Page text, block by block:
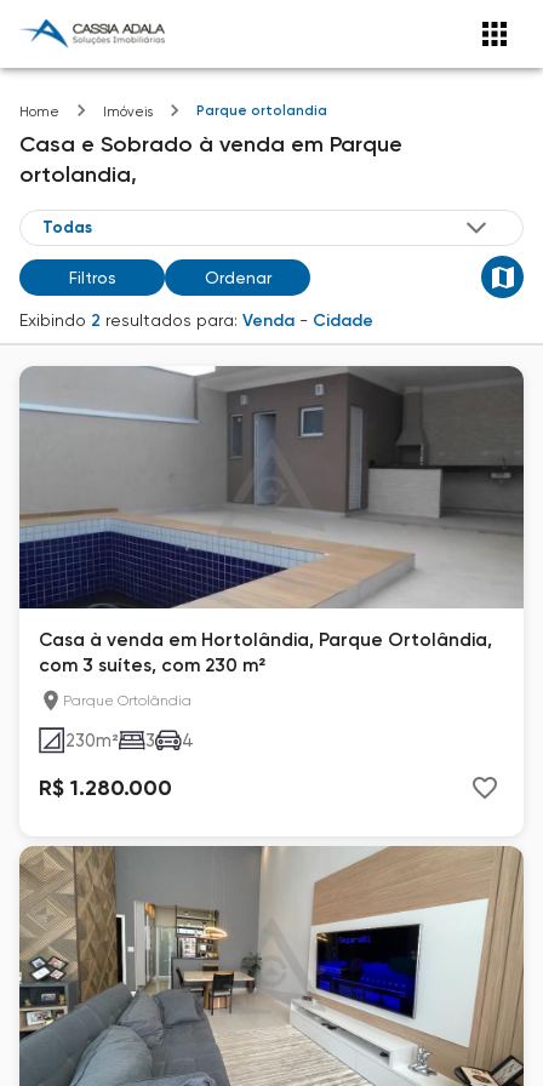
Home Imóveis Parque ortolandia
Casa e Sobrado à venda em Parque
ortolandia,
Filtros Ordenar
Exibindo 2 resultados para: Venda - Cidade
Casa à venda em Hortolândia, Parque Ortolândia,
com 3 suítes, com 230 m²
Parque Ortolândia
230m² 3 4
R$ 1.280.000